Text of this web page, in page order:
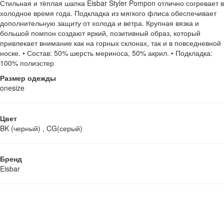
Стильная и тёплая шапка Eisbar Styler Pompon отлично согревает в
холодное время года. Подкладка из мягкого флиса обеспечивает
дополнительную защиту от холода и ветра. Крупная вязка и
большой помпон создают яркий, позитивный образ, который
привлекает внимание как на горных склонах, так и в повседневной
носке. • Состав: 50% шерсть мериноса, 50% акрил. • Подкладка:
100% полиэстер
Размер одежды
onesize
Цвет
BK (черный) , CG(серый)
Бренд
Eisbar